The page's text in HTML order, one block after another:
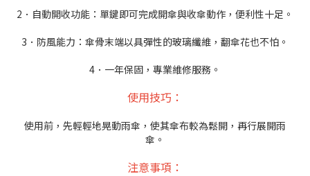
2．自動開收功能：單鍵即可完成開傘與收傘動作，便利性十足。
3．防風能力：傘骨末端以具彈性的玻璃纖維，翻傘花也不怕。
4．一年保固，專業維修服務。
使用技巧：
使用前，先輕輕地晃動雨傘，使其傘布較為鬆開，再行展開雨
傘。
注意事項：